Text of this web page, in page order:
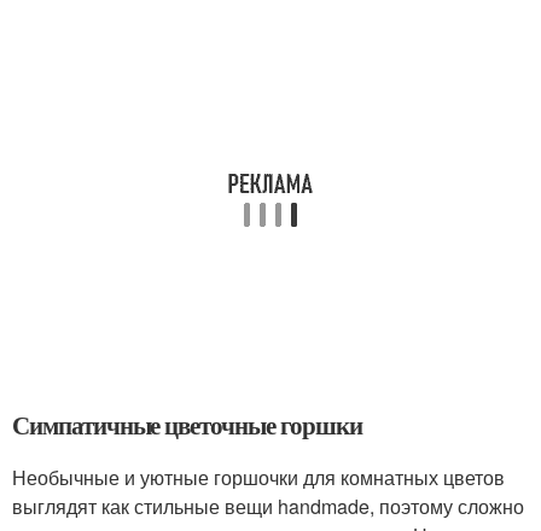
Симпатичные цветочные горшки
Необычные и уютные горшочки для комнатных цветов
выглядят как стильные вещи handmade, поэтому сложно